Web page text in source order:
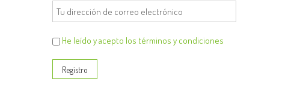
He leído y acepto los términos y condiciones